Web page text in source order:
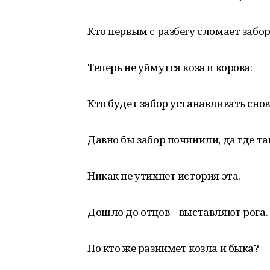
Кто первым с разбегу сломает
Теперь не уймутся коза и корова:
Кто будет забор устанавливать
Давно бы забор починили, да где
Никак не утихнет история эта.
Дошло до отцов – выставляют рога.
Но кто же разнимет козла и быка?